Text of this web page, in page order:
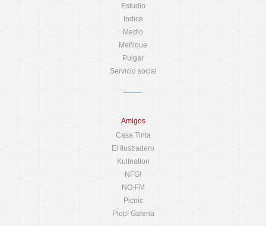
Estudio
Indice
Medio
Meñique
Pulgar
Servicio social
Amigos
Casa Tinta
El Ilustradero
Kultnation
NFG!
NO-FM
Picnic
Plop! Galeria